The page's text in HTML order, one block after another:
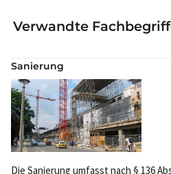
Verwandte
Sanierung
Die Sanierung umfasst nach § 136